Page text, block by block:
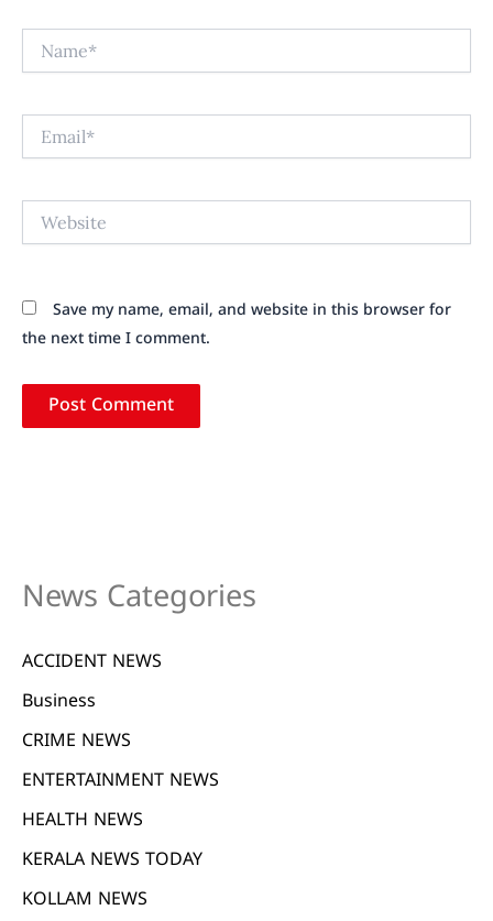
Save my name, email, and website in this browser for
the next time I comment.
News Categories
ACCIDENT NEWS
Business
CRIME NEWS
ENTERTAINMENT NEWS
HEALTH NEWS
KERALA NEWS TODAY
KOLLAM NEWS